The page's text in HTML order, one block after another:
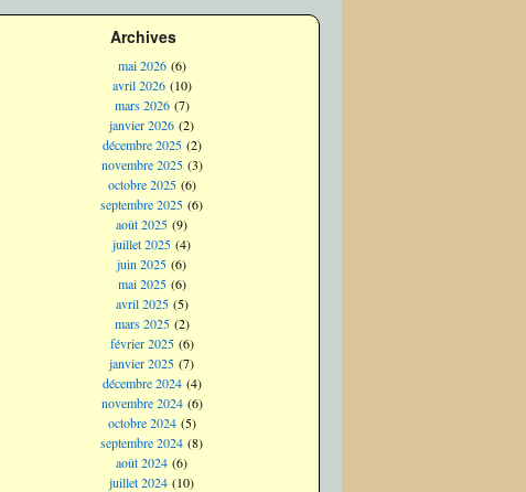
Archives
mai 2026(6)
avril 2026(10)
mars 2026(7)
janvier 2026 (2)
décembre 2025(2)
novembre 2025(3)
octobre 2025(6)
septembre 2025 (6)
août 2025 (9)
juillet 2025 (4)
juin 2025 (6)
mai 2025(6)
avril 2025(5)
mars 2025(2)
février 2025(6)
janvier 2025 (7)
décembre 2024(4)
novembre 2024(6)
octobre 2024(5)
septembre 2024 (8)
août 2024 (6)
juillet 2024 (10)